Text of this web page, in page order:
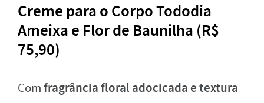
Creme para o Corpo Tododia
Ameixa e Flor de Baunilha (R$
75,90)
Comfragrância floral adocicada e textura